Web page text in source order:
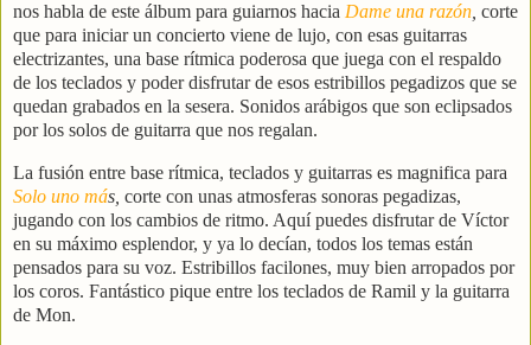
nos habla de este álbum para guiarnos hacia Dame una razón corte
que para iniciar un concierto viene de lujo, con esas guitarras
electrizantes, una base rítmica poderosa que juega con el respaldo
de los teclados y poder disfrutar de esos estribillos pegadizos que se
quedan grabados en la sesera. Sonidos arábigos que son eclipsados
por los solos de guitarra que nos regalan.
La fusión entre base rítmica, teclados y guitarras es magnifica para
Solo uno más, corte con unas atmosferas sonoras pegadizas,
jugando con los cambios de ritmo. Aquí puedes disfrutar de Víctor
en su máximo esplendor, y ya lo decían, todos los temas están
pensados para su voz. Estribillos facilones, muy bien arropados por
los coros. Fantástico pique entre los teclados de Ramil y la guitarra
de Mon.